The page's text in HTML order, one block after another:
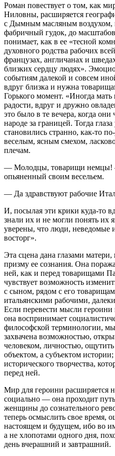
Роман повествует о том, как
Ниловны, расширяется
с Дымным масляным воздухом,
фабричный гудок, до
понимает, как в ее «тесной
духовного родства рабочих
французах, англичанах и
близких сердцу людях».
событиям далекой и совсем
вдруг близка и нужна
Горького момент. «Иногда
радости, вдруг и дружно
это было в те вечера, когда они
народе за границей. Тогда
становились странно, как-то
веселым, ясным смехом,
плечам.
— Молодцы, товарищи немцы!
опьяненный своим весельем.
— Да здравствуют рабочие
И, посылая эти крики куда-то
знали их и не могли понять их
уверены, что люди,
восторг».
Эта сцена дана глазами
призму ее сознания. Она
ней, как и перед товарищами
чувствует возможность
с сыном, рядом с его
итальянскими рабочими,
Если перевести мысли героини
она воспринимает
философской терминологии,
захвачена возможностью,
человеком, личностью,
объектом, а субъектом
исторического творчества,
перед ней.
Мир для героини расширяется
социально — она проходит
женщины до сознательного
теперь осмыслить свое время,
настоящем и будущем, ибо во
а не хлопотами одного дня,
день вчерашний и завтрашний.